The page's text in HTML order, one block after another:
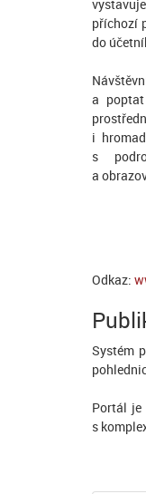
příchozí
do
a
i
s
a
Odkaz:
Systém
Portál je
s